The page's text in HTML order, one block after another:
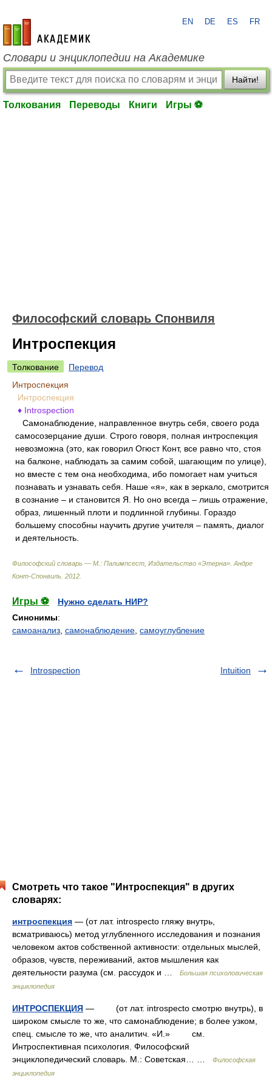
academic.ru
EN DE ES FR
Словари и энциклопедии на Академике
Найти!
Толкования Переводы Книги Игры ⚽
Философский словарь Спонвиля
Интроспекция
Толкование
Перевод
Интроспекция
Интроспекция
♦ Introspection
Самонаблюдение, направленное внутрь себя, своего рода
самосозерцание души. Строго говоря, полная интроспекция
невозможна (это, как говорил Огюст Конт, все равно что, стоя
на балконе, наблюдать за самим собой, шагающим по улице),
но вместе с тем она необходима, ибо помогает нам учиться
познавать и узнавать себя. Наше «я», как в зеркало, смотрится
в сознание – и становится Я. Но оно всегда – лишь отражение,
образ, лишенный плоти и подлинной глубины. Гораздо
большему способны научить другие учителя – память, диалог
и деятельность.
Философский словарь — М.: Палимпсест, Издательство «Этерна» Андре
Конт-Спонвиль 2012
Игры ⚽
Нужно сделать НИР?
Синонимы:
самоанализ самонаблюдение самоуглубление
Introspection Intuition
Смотреть что такое "Интроспекция" в других
словарях:
интроспекция — (от лат. introspecto гляжу внутрь,
всматриваюсь) метод углубленного исследования и познания
человеком актов собственной активности: отдельных мыслей,
образов, чувств, переживаний, актов мышления как
деятельности разума (см. рассудок и …
Большая психологическая
энциклопедия
ИНТРОСПЕКЦИЯ — (от лат. introspecto смотрю внутрь), в
широком смысле то же, что самонаблюдение; в более узком,
спец. смысле то же, что аналитич. «И.» см.
Интроспективная психология. Философский
энциклопедический словарь. М.: Советская… …
Философская
энциклопедия